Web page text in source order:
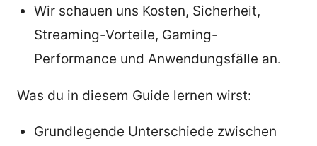
Wir schauen uns Kosten, Sicherheit,
Streaming-Vorteile, Gaming-
Performance und Anwendungsfälle an.
Was du in diesem Guide lernen wirst:
Grundlegende Unterschiede zwischen